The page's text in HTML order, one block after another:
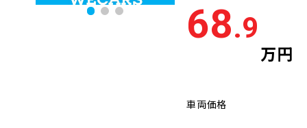
68.9
万円
車両価格